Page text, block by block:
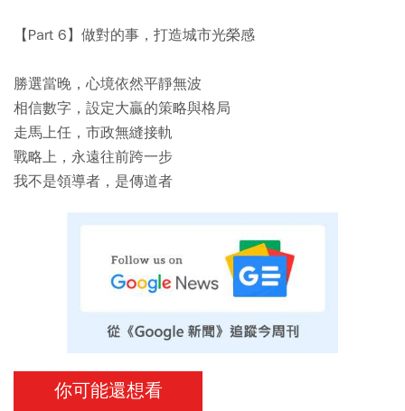
【Part 6】做對的事，打造城市光榮感
勝選當晚，心境依然平靜無波
相信數字，設定大贏的策略與格局
走馬上任，市政無縫接軌
戰略上，永遠往前跨一步
我不是領導者，是傳道者
你可能還想看